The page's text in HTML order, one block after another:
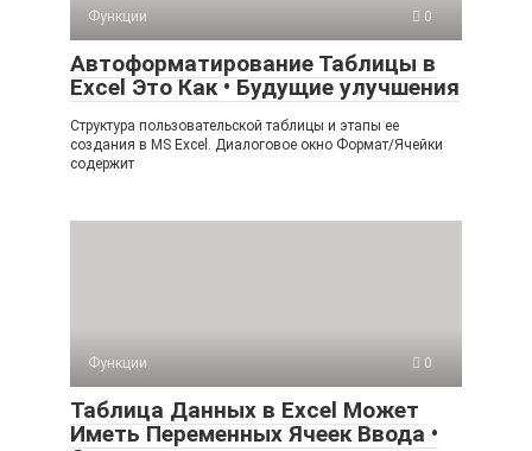
Функции 0
Автоформатирование Таблицы в
Excel Это Как • Будущие улучшения
Структура пользовательской таблицы и этапы ее
создания в MS Excel. Диалоговое окно Формат/Ячейки
содержит
Функции 0
Таблица Данных в Excel Может
Иметь Переменных Ячеек Ввода •